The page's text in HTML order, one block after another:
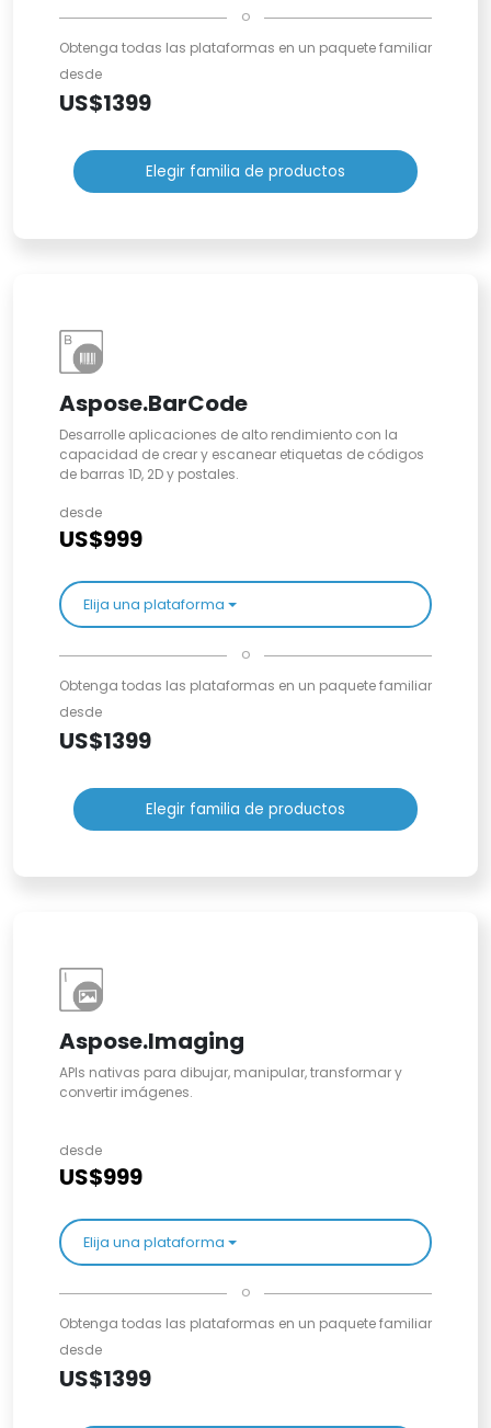
o
Obtenga todas las plataformas en un paquete familiar
desde
US$1399
Elegir familia de productos
Aspose.BarCode
Desarrolle aplicaciones de alto rendimiento con la
capacidad de crear y escanear etiquetas de códigos
de barras 1D, 2D y postales.
desde
US$999
Elija una plataforma
o
Obtenga todas las plataformas en un paquete familiar
desde
US$1399
Elegir familia de productos
Aspose.Imaging
APIs nativas para dibujar, manipular, transformar y
convertir imágenes.
desde
US$999
Elija una plataforma
o
Obtenga todas las plataformas en un paquete familiar
desde
US$1399